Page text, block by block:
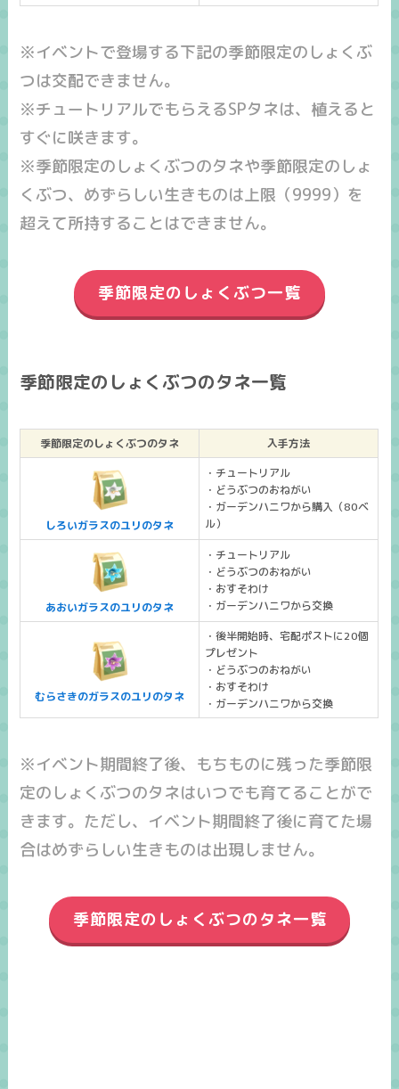
※イベントで登場する下記の季節限定のしょくぶ
つは交配できません。
※チュートリアルでもらえるSPタネは、植えると
すぐに咲きます。
※季節限定のしょくぶつのタネや季節限定のしょ
くぶつ、めずらしい生きものは上限（9999）を
超えて所持することはできません。
季節限定のしょくぶつ一覧
季節限定のしょくぶつのタネ一覧
季節限定のしょくぶつのタネ 入手方法
しろいガラスのユリのタネ
・チュートリアル
・どうぶつのおねがい
・ガーデンハニワから購入（80ベ
ル）
あおいガラスのユリのタネ
・チュートリアル
・どうぶつのおねがい
・おすそわけ
・ガーデンハニワから交換
むらさきのガラスのユリのタネ
・後半開始時、宅配ポストに20個
プレゼント
・どうぶつのおねがい
・おすそわけ
・ガーデンハニワから交換
※イベント期間終了後、もちものに残った季節限
定のしょくぶつのタネはいつでも育てることがで
きます。ただし、イベント期間終了後に育てた場
合はめずらしい生きものは出現しません。
季節限定のしょくぶつのタネ一覧